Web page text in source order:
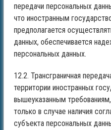
передачи персональных
что иностранным
предполагается
данных, обеспечивается
персональных данных.
12.2. Трансграничная
территории иностранных
вышеуказанным
только в случае наличия
субъекта персональных